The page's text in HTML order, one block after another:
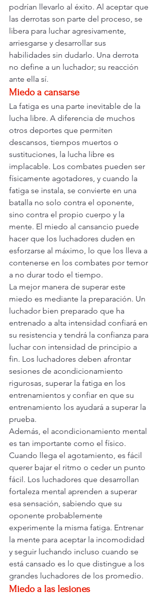
podrían llevarlo al éxito. Al aceptar que
las derrotas son parte del proceso, se
libera para luchar agresivamente,
arriesgarse y desarrollar sus
habilidades sin dudarlo. Una derrota
no define a un luchador; su reacción
ante ella sí.
Miedo a cansarse
La fatiga es una parte inevitable de la
lucha libre. A diferencia de muchos
otros deportes que permiten
descansos, tiempos muertos o
sustituciones, la lucha libre es
implacable. Los combates pueden ser
físicamente agotadores, y cuando la
fatiga se instala, se convierte en una
batalla no solo contra el oponente,
sino contra el propio cuerpo y la
mente. El miedo al cansancio puede
hacer que los luchadores duden en
esforzarse al máximo, lo que los lleva a
contenerse en los combates por temor
a no durar todo el tiempo.
La mejor manera de superar este
miedo es mediante la preparación. Un
luchador bien preparado que ha
entrenado a alta intensidad confiará en
su resistencia y tendrá la confianza para
luchar con intensidad de principio a
fin. Los luchadores deben afrontar
sesiones de acondicionamiento
rigurosas, superar la fatiga en los
entrenamientos y confiar en que su
entrenamiento los ayudará a superar la
prueba.
Además, el acondicionamiento mental
es tan importante como el físico.
Cuando llega el agotamiento, es fácil
querer bajar el ritmo o ceder un punto
fácil. Los luchadores que desarrollan
fortaleza mental aprenden a superar
esa sensación, sabiendo que su
oponente probablemente
experimente la misma fatiga. Entrenar
la mente para aceptar la incomodidad
y seguir luchando incluso cuando se
está cansado es lo que distingue a los
grandes luchadores de los promedio.
Miedo a las lesiones